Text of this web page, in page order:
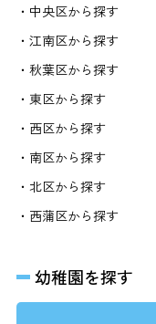
・中央区から探す
・江南区から探す
・秋葉区から探す
・東区から探す
・西区から探す
・南区から探す
・北区から探す
・西蒲区から探す
幼稚園を探す